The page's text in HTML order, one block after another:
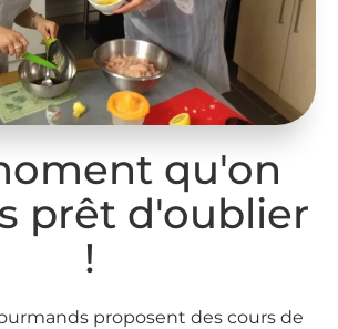
qu'on
prêt d'oublier
!
proposent des cours de